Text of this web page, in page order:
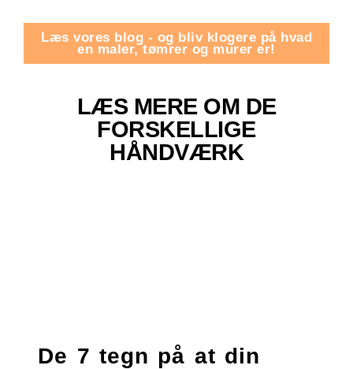
Læs vores blog - og bliv klogere på hvad
en maler, tømrer og murer er!
LÆS MERE OM DE
FORSKELLIGE
HÅNDVÆRK
De 7 tegn på at din